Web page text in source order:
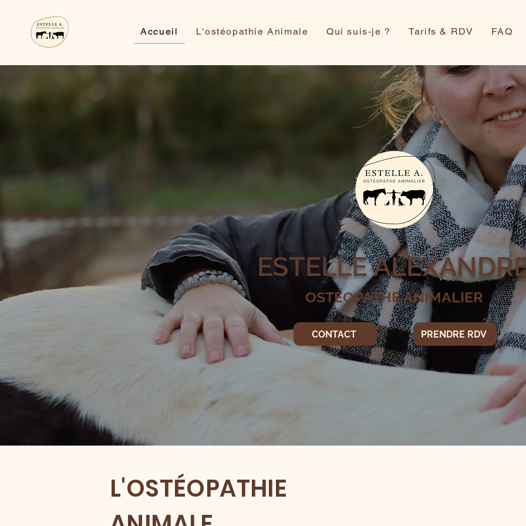
Accueil L'ostéopathie Animale Qui suis-je ? Tarifs & RDV FAQ
ESTELLE
OSTÉOPATHE ANIMALIER
CONTACT PRENDRE RDV
L'OSTÉOPATHIE